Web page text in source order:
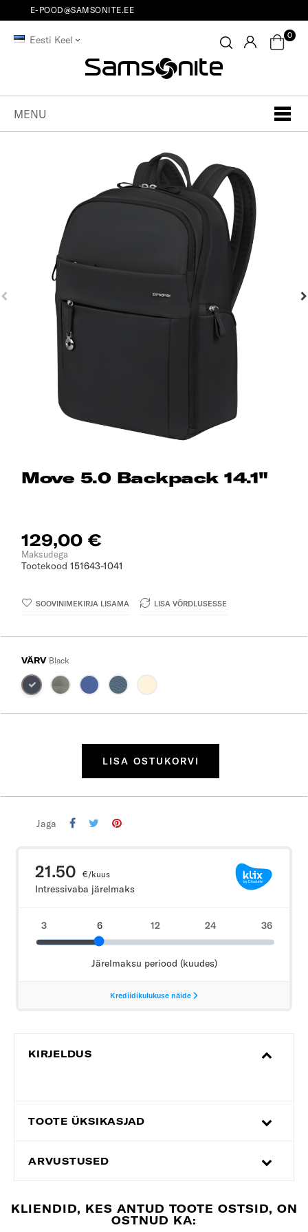
E-POOD@SAMSONITE.EE
Eesti Keel 0
MENU
Move 5.0 Backpack 14.1"
129,00 €
Maksudega
Tootekood 151643-1041
SOOVINIMEKIRJA LISAMA LISA VÕRDLUSESSE
VÄRV Black
LISA OSTUKORVI
Jaga
KIRJELDUS
TOOTE ÜKSIKASJAD
ARVUSTUSED
KLIENDID, KES ANTUD TOOTE OSTSID, ON
OSTNUD KA: